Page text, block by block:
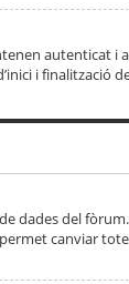
i finalització
del
canviar